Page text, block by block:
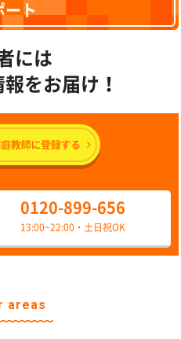
ート
には
をお届け！
0120-899-656
13:00~22:00・土日祝OK
areas